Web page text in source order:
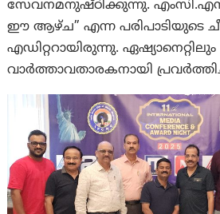
സേവനമനുഷ്ഠിക്കുന്നു. എംസി.എന്‍
ഈ ആഴ്ച” എന്ന പരിപാടിയുടെ
എഡിറ്ററായിരുന്നു. ഏഷ്യാനെറ്റിലും
വാർത്താവതാരകനായി